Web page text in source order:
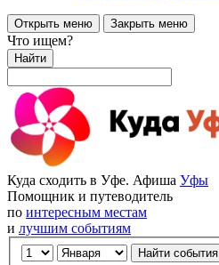
Открыть меню Закрыть меню
Что ищем?
Найти
Куда сходить в Уфе. Афиша Уфы
Помощник и путеводитель
по интересным местам
и лучшим событиям